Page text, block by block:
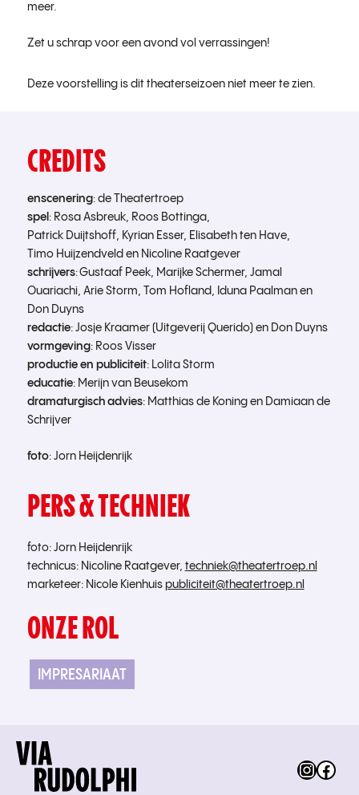
meer.
Zet u schrap voor een avond vol verrassingen!
Deze voorstelling is dit theaterseizoen niet meer te zien.
CREDITS
enscenering: de Theatertroep
spel : Rosa Asbreuk, Roos Bottinga,
Patrick Duijtshoff, KyrianEsser, Elisabeth ten Have,
Timo Huijzendveld en Nicoline Raatgever
schrijvers: Gustaaf Peek, Marijke Schermer, Jamal
Ouariachi, Arie Storm, Tom Hofland, IdunaPaalman en
Don Duyns
redactie: Josje Kraamer (Uitgeverij Querido) en Don Duyns
vormgeving: Roos Visser
productie en publiciteit: Lolita Storm
educatie: Merijn van Beusekom
dramaturgisch advies: Matthias de Koning en Damiaan de
Schrijver
foto: Jorn Heijdenrijk
PERS & TECHNIEK
foto: Jorn Heijdenrijk
technicus:Nicoline Raatgever, techniek@theatertroep.nl
marketeer: Nicole Kienhuis publiciteit@theatertroep.nl
ONZE ROL
IMPRESARIAAT